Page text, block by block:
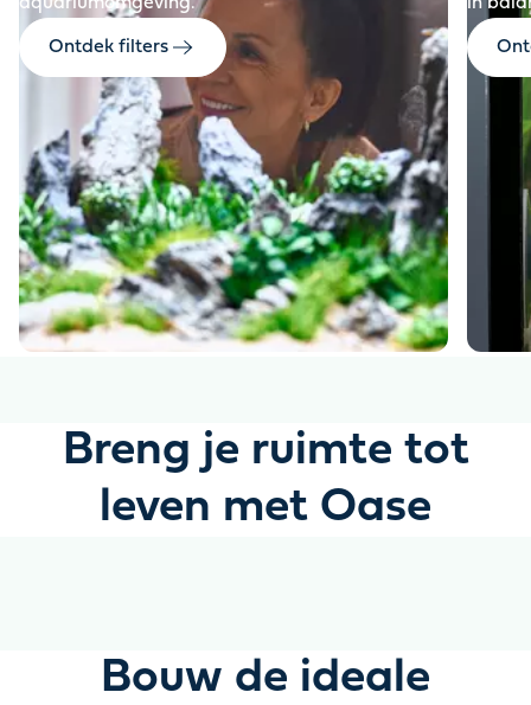
aquariumomgeving.
Ontdek filters
in
Breng je ruimte tot
leven met Oase
Bouw de ideale